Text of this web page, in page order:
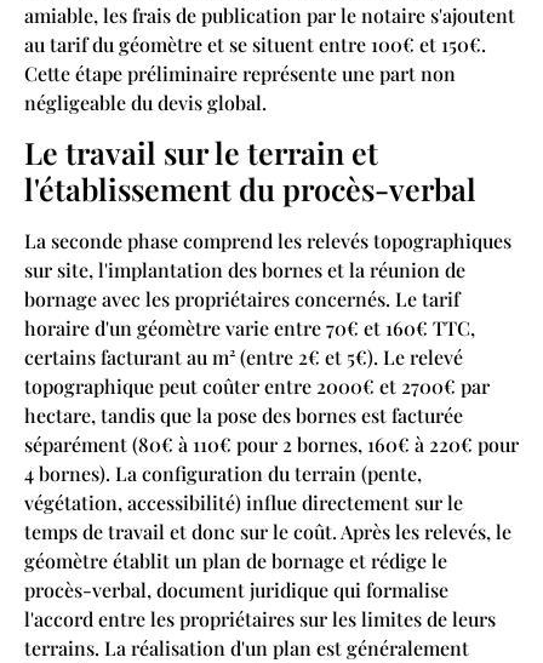
amiable, les frais de publication par le notaire s'ajoutent
au tarif du géomètre et se situent entre 100€ et 150€.
Cette étape préliminaire représente une part non
négligeable du devis global.
Le travail sur le terrain et
l'établissement du procès-verbal
La seconde phase comprend les relevés topographiques
sur site, l'implantation des bornes et la réunion de
bornage avec les propriétaires concernés. Le tarif
horaire d'un géomètre varie entre 70€ et 160€ TTC,
certains facturant au m² (entre 2€ et 5€). Le relevé
topographique peut coûter entre 2000€ et 2700€ par
hectare, tandis que la pose des bornes est facturée
séparément (80€ à 110€ pour 2 bornes, 160€ à 220€ pour
4 bornes). La configuration du terrain (pente,
végétation, accessibilité) influe directement sur le
temps de travail et donc sur le coût. Après les relevés, le
géomètre établit un plan de bornage et rédige le
procès-verbal, document juridique qui formalise
l'accord entre les propriétaires sur les limites de leurs
terrains. La réalisation d'un plan est généralement